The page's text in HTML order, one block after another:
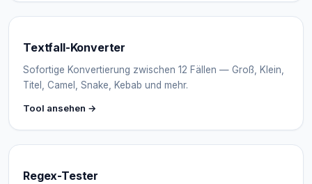
Textfall-Konverter
Sofortige Konvertierung zwischen 12 Fällen — Groß, Klein,
Titel, Camel, Snake, Kebab und mehr.
Tool ansehen →
Regex-Tester